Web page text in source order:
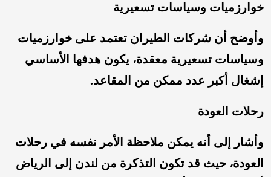
خوارزميات وسياسات تسعيرية
وأوضح أن شركات الطيران تعتمد على خوارزميات
وسياسات تسعيرية معقدة، يكون هدفها الأساسي
إشغال أكبر عدد ممكن من المقاعد.
رحلات العودة
وأشار إلى أنه يمكن ملاحظة الأمر نفسه في رحلات
العودة، حيث قد تكون التذكرة من لندن إلى الرياض